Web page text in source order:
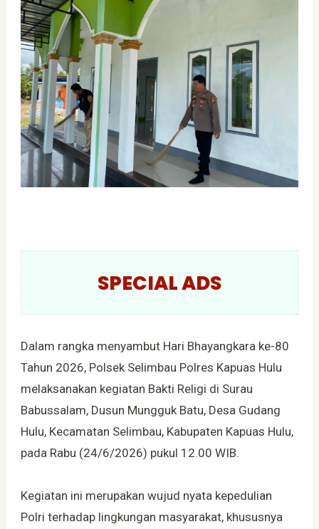
SPECIAL ADS
Dalam rangka menyambut Hari Bhayangkara ke-80
Tahun 2026, Polsek Selimbau Polres Kapuas Hulu
melaksanakan kegiatan Bakti Religi di Surau
Babussalam, Dusun Mungguk Batu, Desa Gudang
Hulu, Kecamatan Selimbau, Kabupaten Kapuas Hulu,
pada Rabu (24/6/2026) pukul 12.00 WIB.
Kegiatan ini merupakan wujud nyata kepedulian
Polri terhadap lingkungan masyarakat, khususnya